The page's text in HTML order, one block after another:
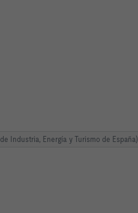
Industria, Energía y Turismo de España)